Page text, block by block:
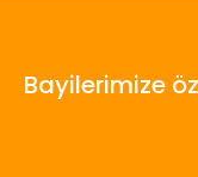
Bayilerimize